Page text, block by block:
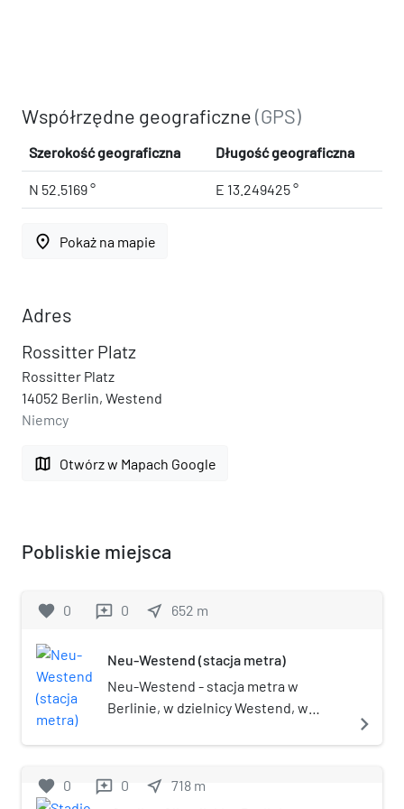
Współrzędne geograficzne(GPS)
Szerokość geograficzna Długość geograficzna
N 52.5169 ° E 13.249425 °
place Pokaż na mapie
Adres
Rossitter Platz
Rossitter Platz
14052 Berlin, Westend
Niemcy
map Otwórz w Mapach Google
Pobliskie miejsca
favorite 0 reviews 0 near_me 652 m
Neu-Westend (stacja metra)
Neu-Westend - stacja metra w
Berlinie, w dzielnicy Westend, w
Charlottenburg-Wilmersdorf na linii
navigate_next
favorite 0 reviews 0 near_me 718 m